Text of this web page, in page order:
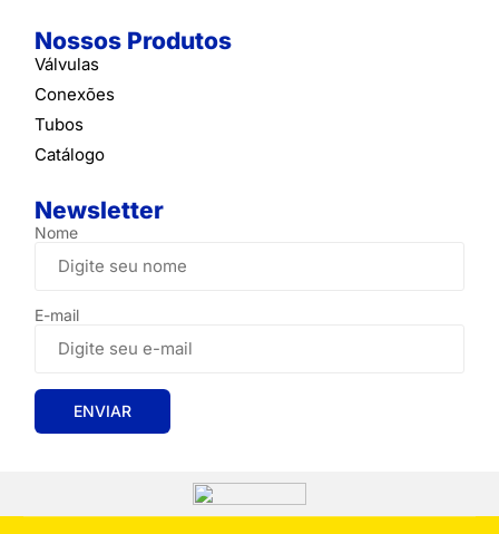
Nossos Produtos
Válvulas
Conexões
Tubos
Catálogo
Newsletter
Nome
E-mail